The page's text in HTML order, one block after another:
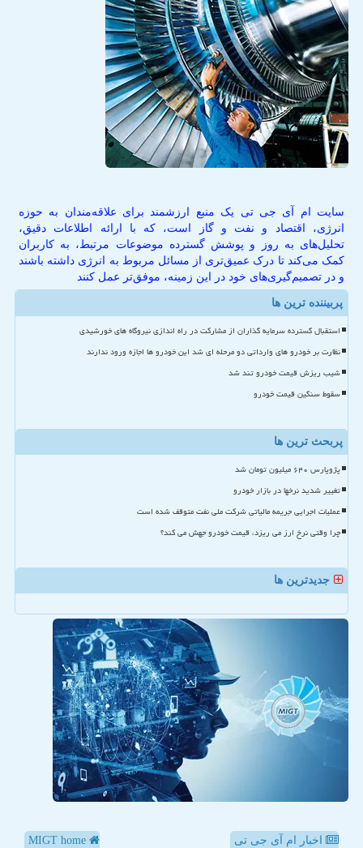
سایت ام آی جی تی یک منبع ارزشمند برای علاقه‌مندان به حوزه
انرژی، اقتصاد و نفت و گاز است، که با ارائه اطلاعات دقیق،
تحلیل‌های به روز و پوشش گسترده موضوعات مرتبط، به کاربران
کمک می‌کند تا درک عمیق‌تری از مسائل مربوط به انرژی داشته باشند
و در تصمیم‌گیری‌های خود در این زمینه، موفق‌تر عمل کنند
پربیننده ترین ها
استقبال گسترده سرمایه گذاران از مشارکت در راه اندازی نیروگاه های خورشیدی
نظارت بر خودرو های وارداتی دو مرحله ای شد این خودرو ها اجازه ورود ندارند
شیب ریزش قیمت خودرو تند شد
سقوط سنگین قیمت خودرو
پربحث ترین ها
پژوپارس ۶۴۰ میلیون تومان شد
تغییر شدید نرخها در بازار خودرو
عملیات اجرایی جریمه مالیاتی شرکت ملی نفت متوقف شده است
چرا وقتی نرخ ارز می ریزد، قیمت خودرو جهش می کند؟
جدیدترین ها
اخبار ام آی جی تی